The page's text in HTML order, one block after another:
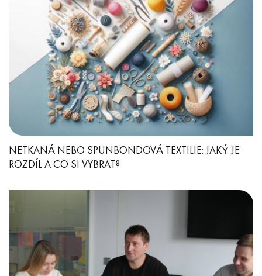
NETKANÁ NEBO SPUNBONDOVÁ TEXTILIE: JAKÝ JE
ROZDÍL A CO SI VYBRAT?